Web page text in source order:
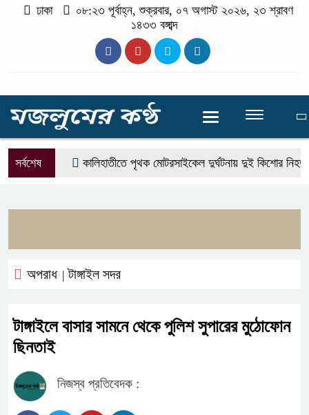
ঢাকা
০৮:২৩ পূর্বাহ্ন, শুক্রবার, ০৭ অগাস্ট ২০২৬, ২৩ শ্রাবণ
১৪৩৩ বঙ্গাব্দ
সর্বশেষ কালিহাতীতে পৃথক মোটরসাইকেল দুর্ঘটনায় দুই কিশোর নিহত
অপরাধ | টাঙ্গাইল সদর
টাঙ্গাইলে বাসার সামনে থেকে পুলিশ সুপারের মুঠোফোন
ছিনতাই
নিজস্ব প্রতিবেদক :